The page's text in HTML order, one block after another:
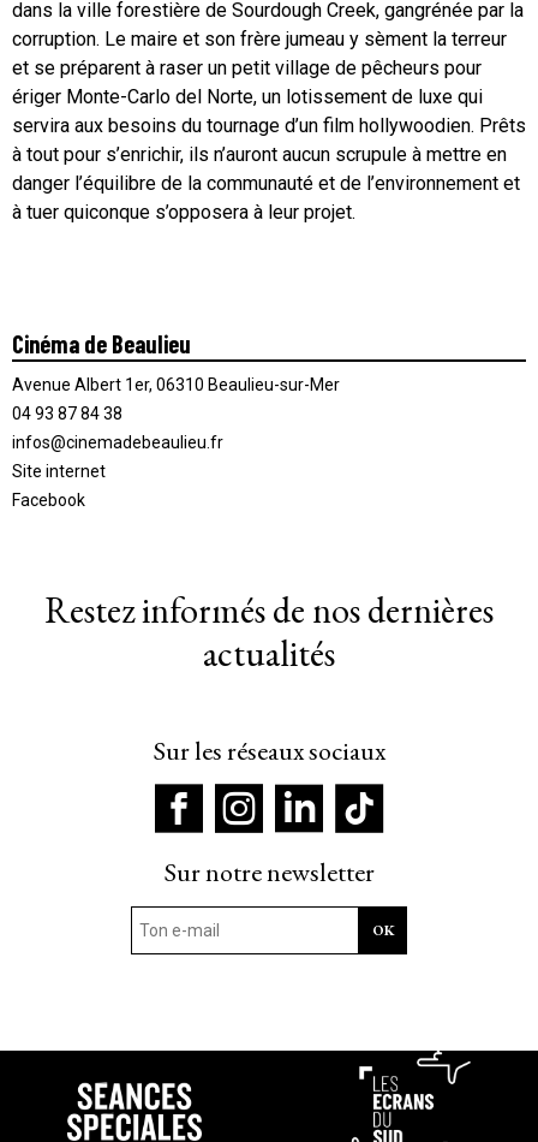
dans la ville forestière de Sourdough Creek, gangrénée par la
corruption. Le maire et son frère jumeau y sèment la terreur
et se préparent à raser un petit village de pêcheurs pour
ériger Monte-Carlo del Norte, un lotissement de luxe qui
servira aux besoins du tournage d’un film hollywoodien. Prêts
à tout pour s’enrichir, ils n’auront aucun scrupule à mettre en
danger l’équilibre de la communauté et de l’environnement et
à tuer quiconque s’opposera à leur projet.
Cinéma de Beaulieu
Avenue Albert 1er, 06310 Beaulieu-sur-Mer
04 93 87 84 38
infos@cinemadebeaulieu.fr
Site internet
Facebook
Restez informés de nos dernières
actualités
Sur les réseaux sociaux
Sur notre newsletter